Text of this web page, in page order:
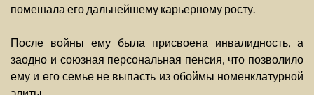
помешала его дальнейшему карьерному росту.
После войны ему была присвоена инвалидность, а
заодно и союзная персональная пенсия, что позволило
ему и его семье не выпасть из обоймы номенклатурной